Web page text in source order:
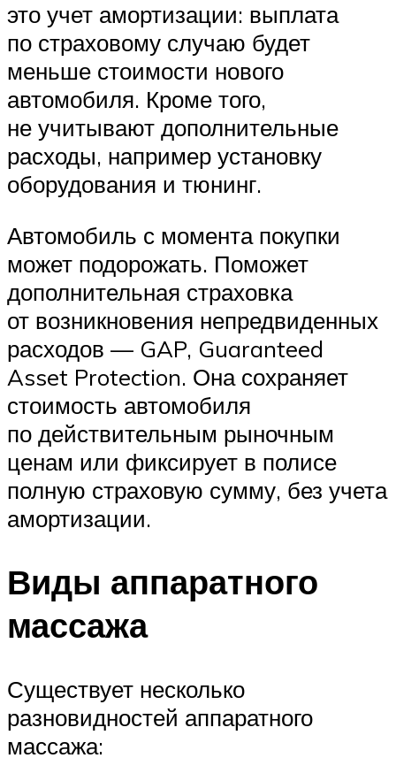
это учет амортизации: выплата
по страховому случаю будет
меньше стоимости нового
автомобиля. Кроме того,
не учитывают дополнительные
расходы, например установку
оборудования и тюнинг.
Автомобиль с момента покупки
может подорожать. Поможет
дополнительная страховка
от возникновения непредвиденных
расходов — GAP, Guaranteed
Asset Protection. Она сохраняет
стоимость автомобиля
по действительным рыночным
ценам или фиксирует в полисе
полную страховую сумму, без учета
амортизации.
Виды аппаратного
массажа
Существует несколько
разновидностей аппаратного
массажа: